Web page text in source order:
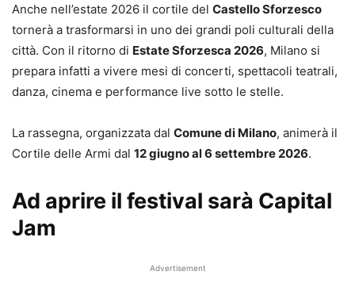
Anche nell’estate 2026 il cortile del Castello Sforzesco
tornerà a trasformarsi in uno dei grandi poli culturali della
città. Con il ritorno di Estate Sforzesca 2026, Milano si
prepara infatti a vivere mesi di concerti, spettacoli teatrali,
danza, cinema e performance live sotto le stelle.
La rassegna, organizzata dal Comune di Milano, animerà il
Cortile delle Armi dal 12 giugno al 6 settembre 2026.
Ad aprire il festival sarà Capital
Jam
Advertisement